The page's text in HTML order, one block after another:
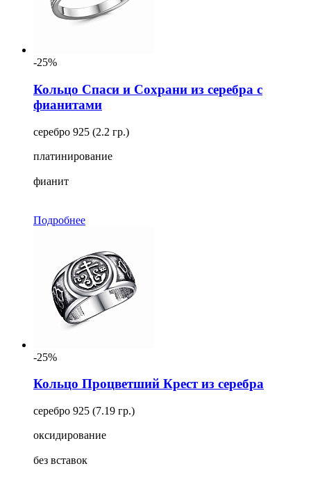
-25%
Кольцо Спаси и Сохрани из серебра с
фианитами
серебро 925 (2.2 гр.)
платинирование
фианит
Подробнее
-25%
Кольцо Процветший Крест из серебра
серебро 925 (7.19 гр.)
оксидирование
без вставок